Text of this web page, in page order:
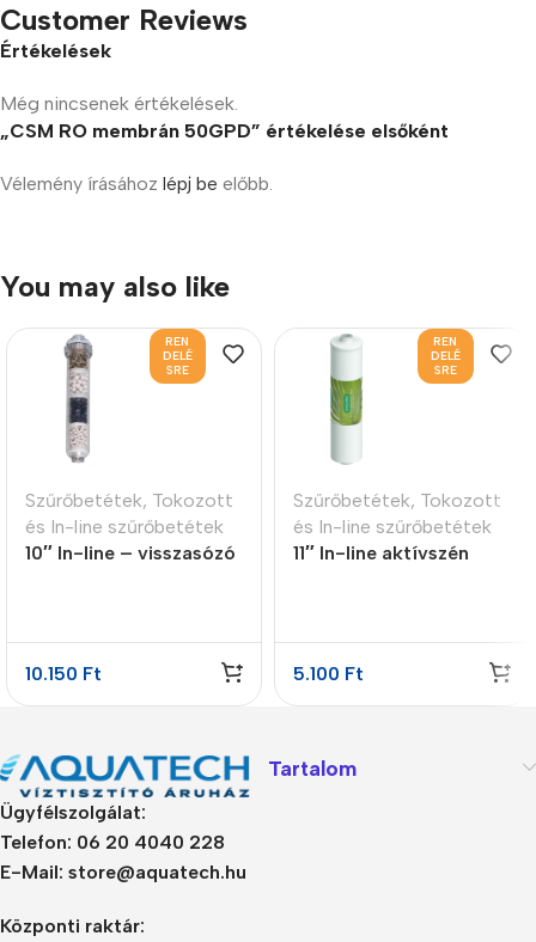
Customer Reviews
Értékelések
Még nincsenek értékelések.
„CSM RO membrán 50GPD” értékelése elsőként
Vélemény írásához lépj be előbb.
You may also like
REN
DELÉ
SRE
Szűrőbetétek, Tokozott
és In-line szűrőbetétek
10″ In-line – visszasózó
10.150 Ft
REN
DELÉ
SRE
Szűrőbetétek, Tokozott
és In-line szűrőbetétek
11″ In-line aktívszén
5.100 Ft
Ügyfélszolgálat:
Telefon: 06 20 4040 228
E-Mail: store@aquatech.hu
Központi raktár:
Tartalom